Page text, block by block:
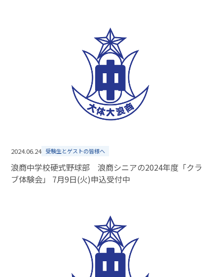
2024.06.24 受験生とゲストの皆様へ
浪商中学校硬式野球部 浪商シニアの2024年度「クラ
ブ体験会」 7月9日(火)申込受付中